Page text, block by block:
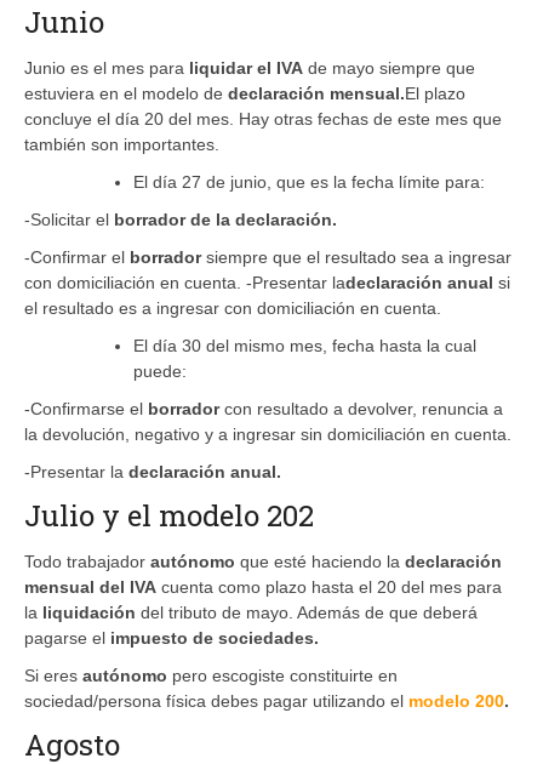
Junio
Junio es el mes para liquidar el IVA de mayo siempre que
estuviera en el modelo de declaración mensual.El plazo
concluye el día 20 del mes. Hay otras fechas de este mes que
también son importantes.
El día 27 de junio, que es la fecha límite para:
-Solicitar el borrador de la declaración.
-Confirmar el borradorsiempre que el resultado sea a ingresar
con domiciliación en cuenta. -Presentar ladeclaración anual si
el resultado es a ingresar con domiciliación en cuenta.
El día 30 del mismo mes, fecha hasta la cual
puede:
-Confirmarse el borradorcon resultado a devolver, renuncia a
la devolución, negativo y a ingresar sin domiciliación en cuenta.
-Presentar la declaración anual.
Julio y el modelo 202
Todo trabajador autónomo que esté haciendo la declaración
mensual del IVA cuenta como plazo hasta el 20 del mes para
la liquidación del tributo de mayo. Además de que deberá
pagarse el impuesto de sociedades.
Si eres autónomo pero escogiste constituirte en
sociedad/persona física debes pagar utilizando el modelo 200.
Agosto